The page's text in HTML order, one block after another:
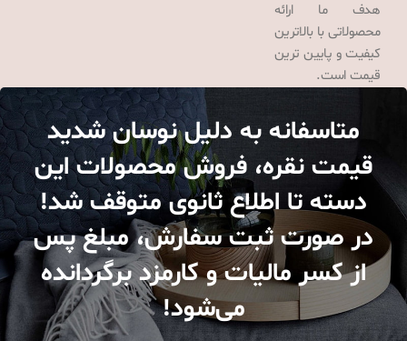
هدف ما ارائه
محصولاتی با بالاترین
کیفیت و پایین ترین
قیمت است.
متاسفانه به دلیل نوسان شدید
قیمت نقره، فروش محصولات این
دسته تا اطلاع ثانوی متوقف شد!
در صورت ثبت سفارش، مبلغ پس
از کسر مالیات و کارمزد برگردانده
می‌شود!